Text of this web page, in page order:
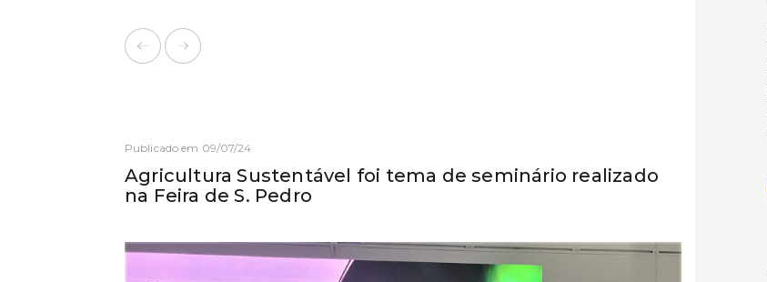
Publicado em 09/07/24
Agricultura Sustentável foi tema de seminário realizado
na Feira de S. Pedro